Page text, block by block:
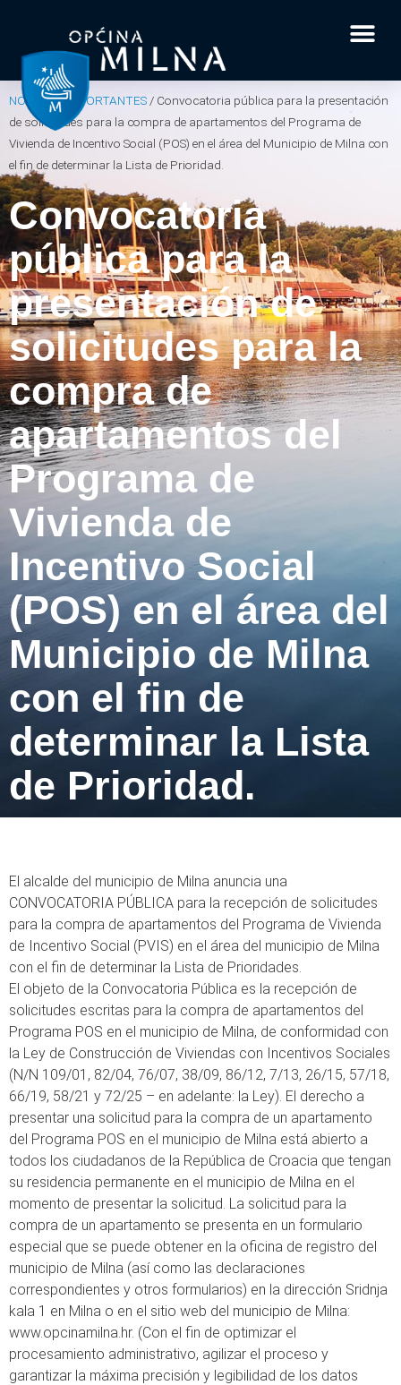
NOTICIAS IMPORTANTES / Convocatoria pública para la presentación
de solicitudes para la compra de apartamentos del Programa de
Vivienda de Incentivo Social (POS) en el área del Municipio de Milna con
el fin de determinar la Lista de Prioridad.
Convocatoria
pública para la
presentación de
solicitudes para la
compra de
apartamentos del
Programa de
Vivienda de
Incentivo Social
(POS) en el área del
Municipio de Milna
con el fin de
determinar la Lista
de Prioridad.
El alcalde del municipio de Milna anuncia una
CONVOCATORIA PÚBLICA para la recepción de solicitudes
para la compra de apartamentos del Programa de Vivienda
de Incentivo Social (PVIS) en el área del municipio de Milna
con el fin de determinar la Lista de Prioridades.
El objeto de la Convocatoria Pública es la recepción de
solicitudes escritas para la compra de apartamentos del
Programa POS en el municipio de Milna, de conformidad con
la Ley de Construcción de Viviendas con Incentivos Sociales
(N/N 109/01, 82/04, 76/07, 38/09, 86/12, 7/13, 26/15, 57/18,
66/19, 58/21 y 72/25 – en adelante: la Ley). El derecho a
presentar una solicitud para la compra de un apartamento
del Programa POS en el municipio de Milna está abierto a
todos los ciudadanos de la República de Croacia que tengan
su residencia permanente en el municipio de Milna en el
momento de presentar la solicitud. La solicitud para la
compra de un apartamento se presenta en un formulario
especial que se puede obtener en la oficina de registro del
municipio de Milna (así como las declaraciones
correspondientes y otros formularios) en la dirección Sridnja
kala 1 en Milna o en el sitio web del municipio de Milna:
www.opcinamilna.hr. (Con el fin de optimizar el
procesamiento administrativo, agilizar el proceso y
garantizar la máxima precisión y legibilidad de los datos